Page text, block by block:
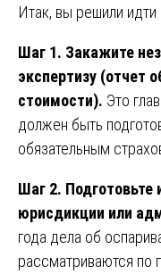
Итак, вы решили
Шаг 1. Закажите
экспертизу (отчет
стоимости). Это
должен быть
обязательным
Шаг 2. Подготовьте
юрисдикции или
года дела об
рассматриваются